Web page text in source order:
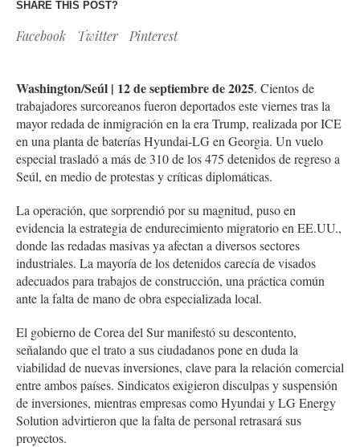
SHARE THIS POST?
Facebook Twitter Pinterest
Washington/Seúl | 12 de septiembre de 2025. Cientos de
trabajadores surcoreanos fueron deportados este viernes tras la
mayor redada de inmigración en la era Trump, realizada por ICE
en una planta de baterías Hyundai-LG en Georgia. Un vuelo
especial trasladó a más de 310 de los 475 detenidos de regreso a
Seúl, en medio de protestas y críticas diplomáticas.
La operación, que sorprendió por su magnitud, puso en
evidencia la estrategia de endurecimiento migratorio en EE.UU.,
donde las redadas masivas ya afectan a diversos sectores
industriales. La mayoría de los detenidos carecía de visados
adecuados para trabajos de construcción, una práctica común
ante la falta de mano de obra especializada local.
El gobierno de Corea del Sur manifestó su descontento,
señalando que el trato a sus ciudadanos pone en duda la
viabilidad de nuevas inversiones, clave para la relación comercial
entre ambos países. Sindicatos exigieron disculpas y suspensión
de inversiones, mientras empresas como Hyundai y LG Energy
Solution advirtieron que la falta de personal retrasará sus
proyectos.